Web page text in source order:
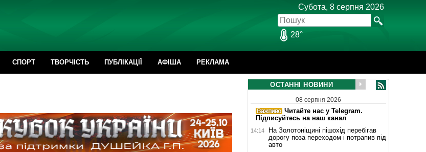
Субота, 8 серпня 2026
28°
СПОРТ ТВОРЧІСТЬ ПУБЛІКАЦІЇ АФІША РЕКЛАМА
ОСТАННІ НОВИНИ
08 серпня 2026
Читайте нас у Telegram.
Підписуйтесь на наш канал
14:14
На Золотоніщині пішохід перебігав
дорогу поза переходом і потрапив під
авто